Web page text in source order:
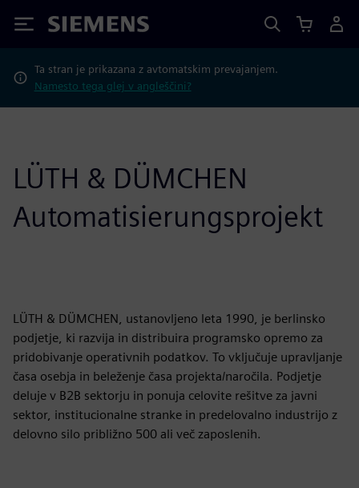
Siemens
Ta stran je prikazana z avtomatskim prevajanjem.
Namesto tega glej v angleščini?
LÜTH & DÜMCHEN
Automatisierungsprojekt
LÜTH & DÜMCHEN, ustanovljeno leta 1990, je berlinsko
podjetje, ki razvija in distribuira programsko opremo za
pridobivanje operativnih podatkov. To vključuje upravljanje
časa osebja in beleženje časa projekta/naročila. Podjetje
deluje v B2B sektorju in ponuja celovite rešitve za javni
sektor, institucionalne stranke in predelovalno industrijo z
delovno silo približno 500 ali več zaposlenih.